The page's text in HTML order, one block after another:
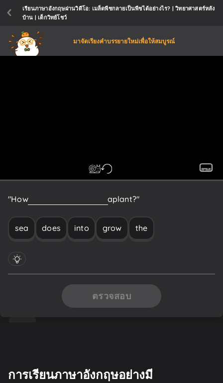
เรียนภาษาอังกฤษผ่านวิดีโอ: เมล็ดพืชกลายเป็นพืชได้อย่างไร? | วิทยาศาสตร์หลัง
บ้าน | เด็กวิทย์โชว์
มาจัดเรียงคำบรรยายใหม่เพื่อให้สมบูรณ์
"Howdoes aplant?"
sea does into grow the
ตรวจสอบ
การเรียนภาษาอังกฤษอย่างมี